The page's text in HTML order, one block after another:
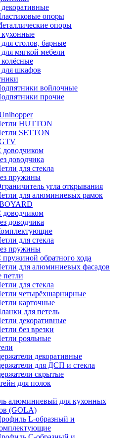
опоры
опоры
столов, барные
мягкой мебели
шкафов
войлочные
прочие
HUTTON
SETTON
доводчиком
доводчика
для стекла
пружины
угла открывания
для алюминиевых рамок
доводчиком
доводчика
для стекла
пружины
пружиной обратного хода
для алюминиевых фасадов
петли
для стекла
четырёхшарнирные
карточные
для петель
декоративные
без врезки
рояльные
декоративные
для ДСП и стекла
скрытые
для полок
алюминиевый для кухонных
(GOLA)
L-образный и